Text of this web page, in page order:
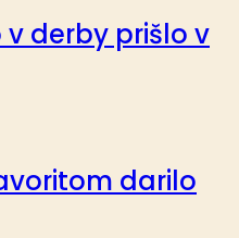
derby prišlo v
darilo